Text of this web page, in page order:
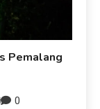
Pemalang
0